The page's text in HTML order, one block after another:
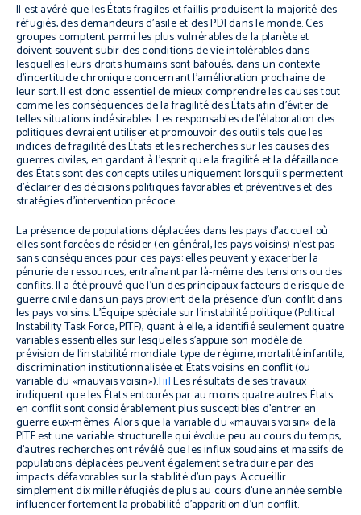
Il est avéré que les États fragiles et faillis produisent la majorité des
réfugiés, des demandeurs d’asile et des PDI dans le monde. Ces
groupes comptent parmi les plus vulnérables de la planète et
doivent souvent subir des conditions de vie intolérables dans
lesquelles leurs droits humains sont bafoués, dans un contexte
d’incertitude chronique concernant l’amélioration prochaine de
leur sort. Il est donc essentiel de mieux comprendre les causes tout
comme les conséquences de la fragilité des États afin d’éviter de
telles situations indésirables. Les responsables de l’élaboration des
politiques devraient utiliser et promouvoir des outils tels que les
indices de fragilité des États et les recherches sur les causes des
guerres civiles, en gardant à l’esprit que la fragilité et la défaillance
des États sont des concepts utiles uniquement lorsqu’ils permettent
d’éclairer des décisions politiques favorables et préventives et des
stratégies d’intervention précoce.
La présence de populations déplacées dans les pays d’accueil où
elles sont forcées de résider (en général, les pays voisins) n’est pas
sans conséquences pour ces pays: elles peuvent y exacerber la
pénurie de ressources, entraînant par là-même des tensions ou des
conflits. Il a été prouvé que l’un des principaux facteurs de risque de
guerre civile dans un pays provient de la présence d’un conflit dans
les pays voisins. L’Équipe spéciale sur l’instabilité politique (Political
Instability Task Force, PITF), quant à elle, a identifié seulement quatre
variables essentielles sur lesquelles s’appuie son modèle de
prévision de l’instabilité mondiale: type de régime, mortalité infantile,
discrimination institutionnalisée et États voisins en conflit (ou
variable du «mauvais voisin»).[ii]Les résultats de ses travaux
indiquent que les États entourés par au moins quatre autres États
en conflit sont considérablement plus susceptibles d’entrer en
guerre eux-mêmes. Alors que la variable du «mauvais voisin» de la
PITF est une variable structurelle qui évolue peu au cours du temps,
d’autres recherches ont révélé que les influx soudains et massifs de
populations déplacées peuvent également se traduire par des
impacts défavorables sur la stabilité d’un pays. Accueillir
simplement dix mille réfugiés de plus au cours d’une année semble
influencer fortement la probabilité d’apparition d’un conflit.